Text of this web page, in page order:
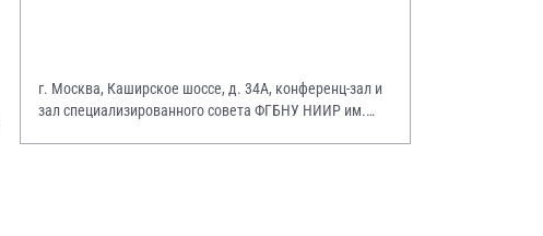
г. Москва, Каширское шоссе, д. 34А, конференц-зал и
зал специализированного совета ФГБНУ НИИР им.